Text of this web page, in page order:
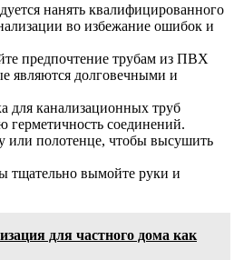
нанять квалифицированного
во избежание ошибок и
предпочтение трубам из ПВХ
являются долговечными и
для канализационных труб
герметичность соединений.
или полотенце, чтобы высушить
тщательно вымойте руки и
для частного дома как